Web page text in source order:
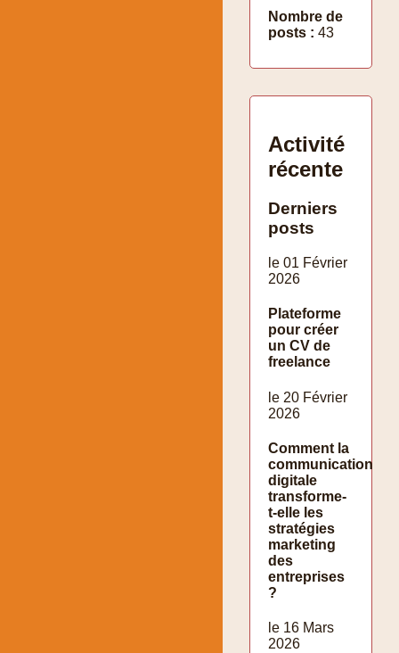
Nombre de
posts : 43
Activité
récente
Derniers
posts
le 01 Février
2026
Plateforme
pour créer
un CV de
freelance
le 20 Février
2026
Comment la
communication
digitale
transforme-
t-elle les
stratégies
marketing
des
entreprises
?
le 16 Mars
2026